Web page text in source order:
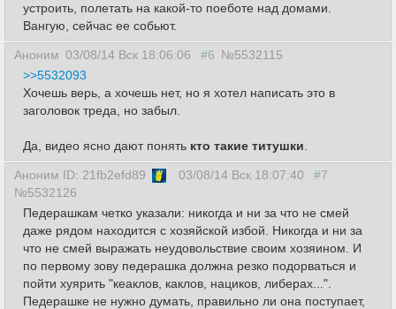
устроить, полетать на какой-то поеботе над домами.
Вангую, сейчас ее собьют.
Аноним 03/08/14 Вск 18:06:06 #6 №5532115
>>5532093
Хочешь верь, а хочешь нет, но я хотел написать это в
заголовок треда, но забыл.
Да, видео ясно дают понять кто такие титушки
Аноним ID: 21fb2efd89 03/08/14 Вск 18:07:40
#7
№5532126
Педерашкам четко указали: никогда и ни за что не смей
даже рядом находится с хозяйской избой. Никогда и ни за
что не смей выражать неудовольствие своим хозяином. И
по первому зову педерашка должна резко подорваться и
пойти хуярить "кеаклов, каклов, нациков, либерах...".
Педерашке не нужно думать, правильно ли она поступает,